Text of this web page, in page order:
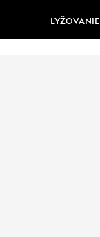
LYŽOVANIE